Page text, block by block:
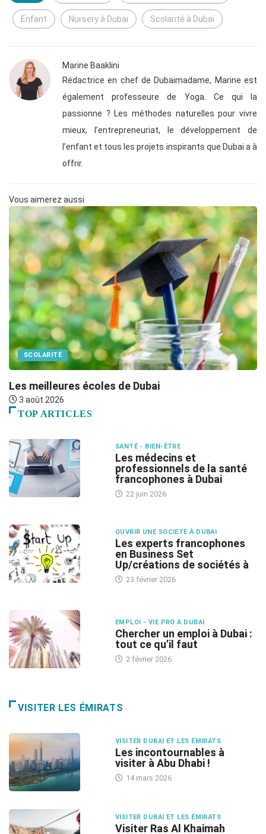
Enfant Nursery à Dubai Scolarité à Dubai
Marine Baaklini
Rédactrice en chef de Dubaimadame, Marine est
également professeure de Yoga. Ce qui la
passionne ? Les méthodes naturelles pour vivre
mieux, l’entrepreneuriat, le développement de
l’enfant et tous les projets inspirants que Dubai a à
offrir.
Vous aimerez aussi
SCOLARITÉ
Les meilleures écoles de Dubai
3 août 2026
TOP ARTICLES
SANTÉ - BIEN-ÊTRE
Les médecins et
professionnels de la santé
francophones à Dubai
22 juin 2026
OUVRIR UNE SOCIETE À DUBAI
Les experts francophones
en Business Set
Up/créations de sociétés à
23 février 2026
EMPLOI - VIE PRO À DUBAI
Chercher un emploi à Dubai :
tout ce qu’il faut
2 février 2026
VISITER LES ÉMIRATS
VISITER DUBAI ET LES ÉMIRATS
Les incontournables à
visiter à Abu Dhabi !
14 mars 2026
VISITER DUBAI ET LES ÉMIRATS
Visiter Ras Al Khaimah